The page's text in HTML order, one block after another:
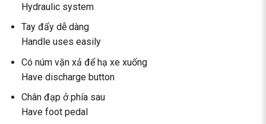
Hydraulic system
Tay đẩy dễ dàng
Handle uses easily
Có núm vặn xả để hạ xe xuống
Have discharge button
Chân đạp ở phía sau
Have foot pedal